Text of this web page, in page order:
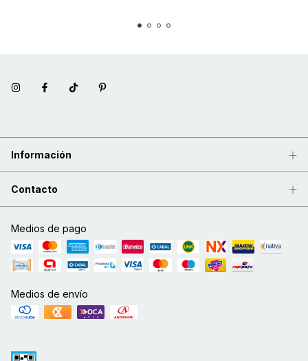
Información
Contacto
Medios de pago
Medios de envío